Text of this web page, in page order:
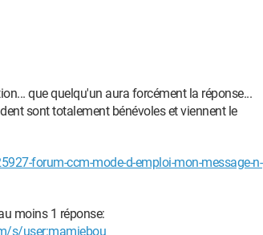
que quelqu'un aura forcément la réponse...
sont totalement bénévoles et viennent le
forum-ccm-mode-d-emploi-mon-message-n-
moins 1 réponse:
s/user:mamiebou